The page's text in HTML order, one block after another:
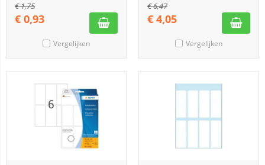
€1,75
€ 0,93
Vergelijken
€6,47
€ 4,05
Vergelijken